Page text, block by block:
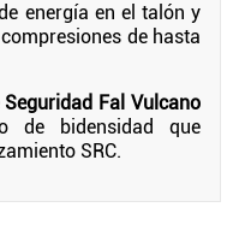
energía en el talón y
de hasta
Seguridad Fal Vulcano
de bidensidad que
SRC.